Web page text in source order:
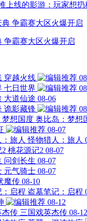
上线的影游：玩家想
争霸赛大区火爆开启
穿越火线
七日世界
大道仙途 08-06
诡影藏锋
奥比岛：梦想
08-07
怪物猎人：旅人
桃花源记2 08-07
问剑长生 08-07
元气骑士 08-07
魔传 08-10
盗墓笔记：启程
08-12
三国戏英杰传 08-12